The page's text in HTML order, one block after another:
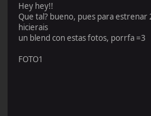
Hey hey!!
Que tal? bueno, pues para
hicierais
un blend con estas fotos, porrfa =3
FOTO1